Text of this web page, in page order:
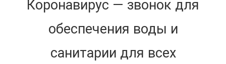
Коронавирус — звонок для
обеспечения воды и
санитарии для всех